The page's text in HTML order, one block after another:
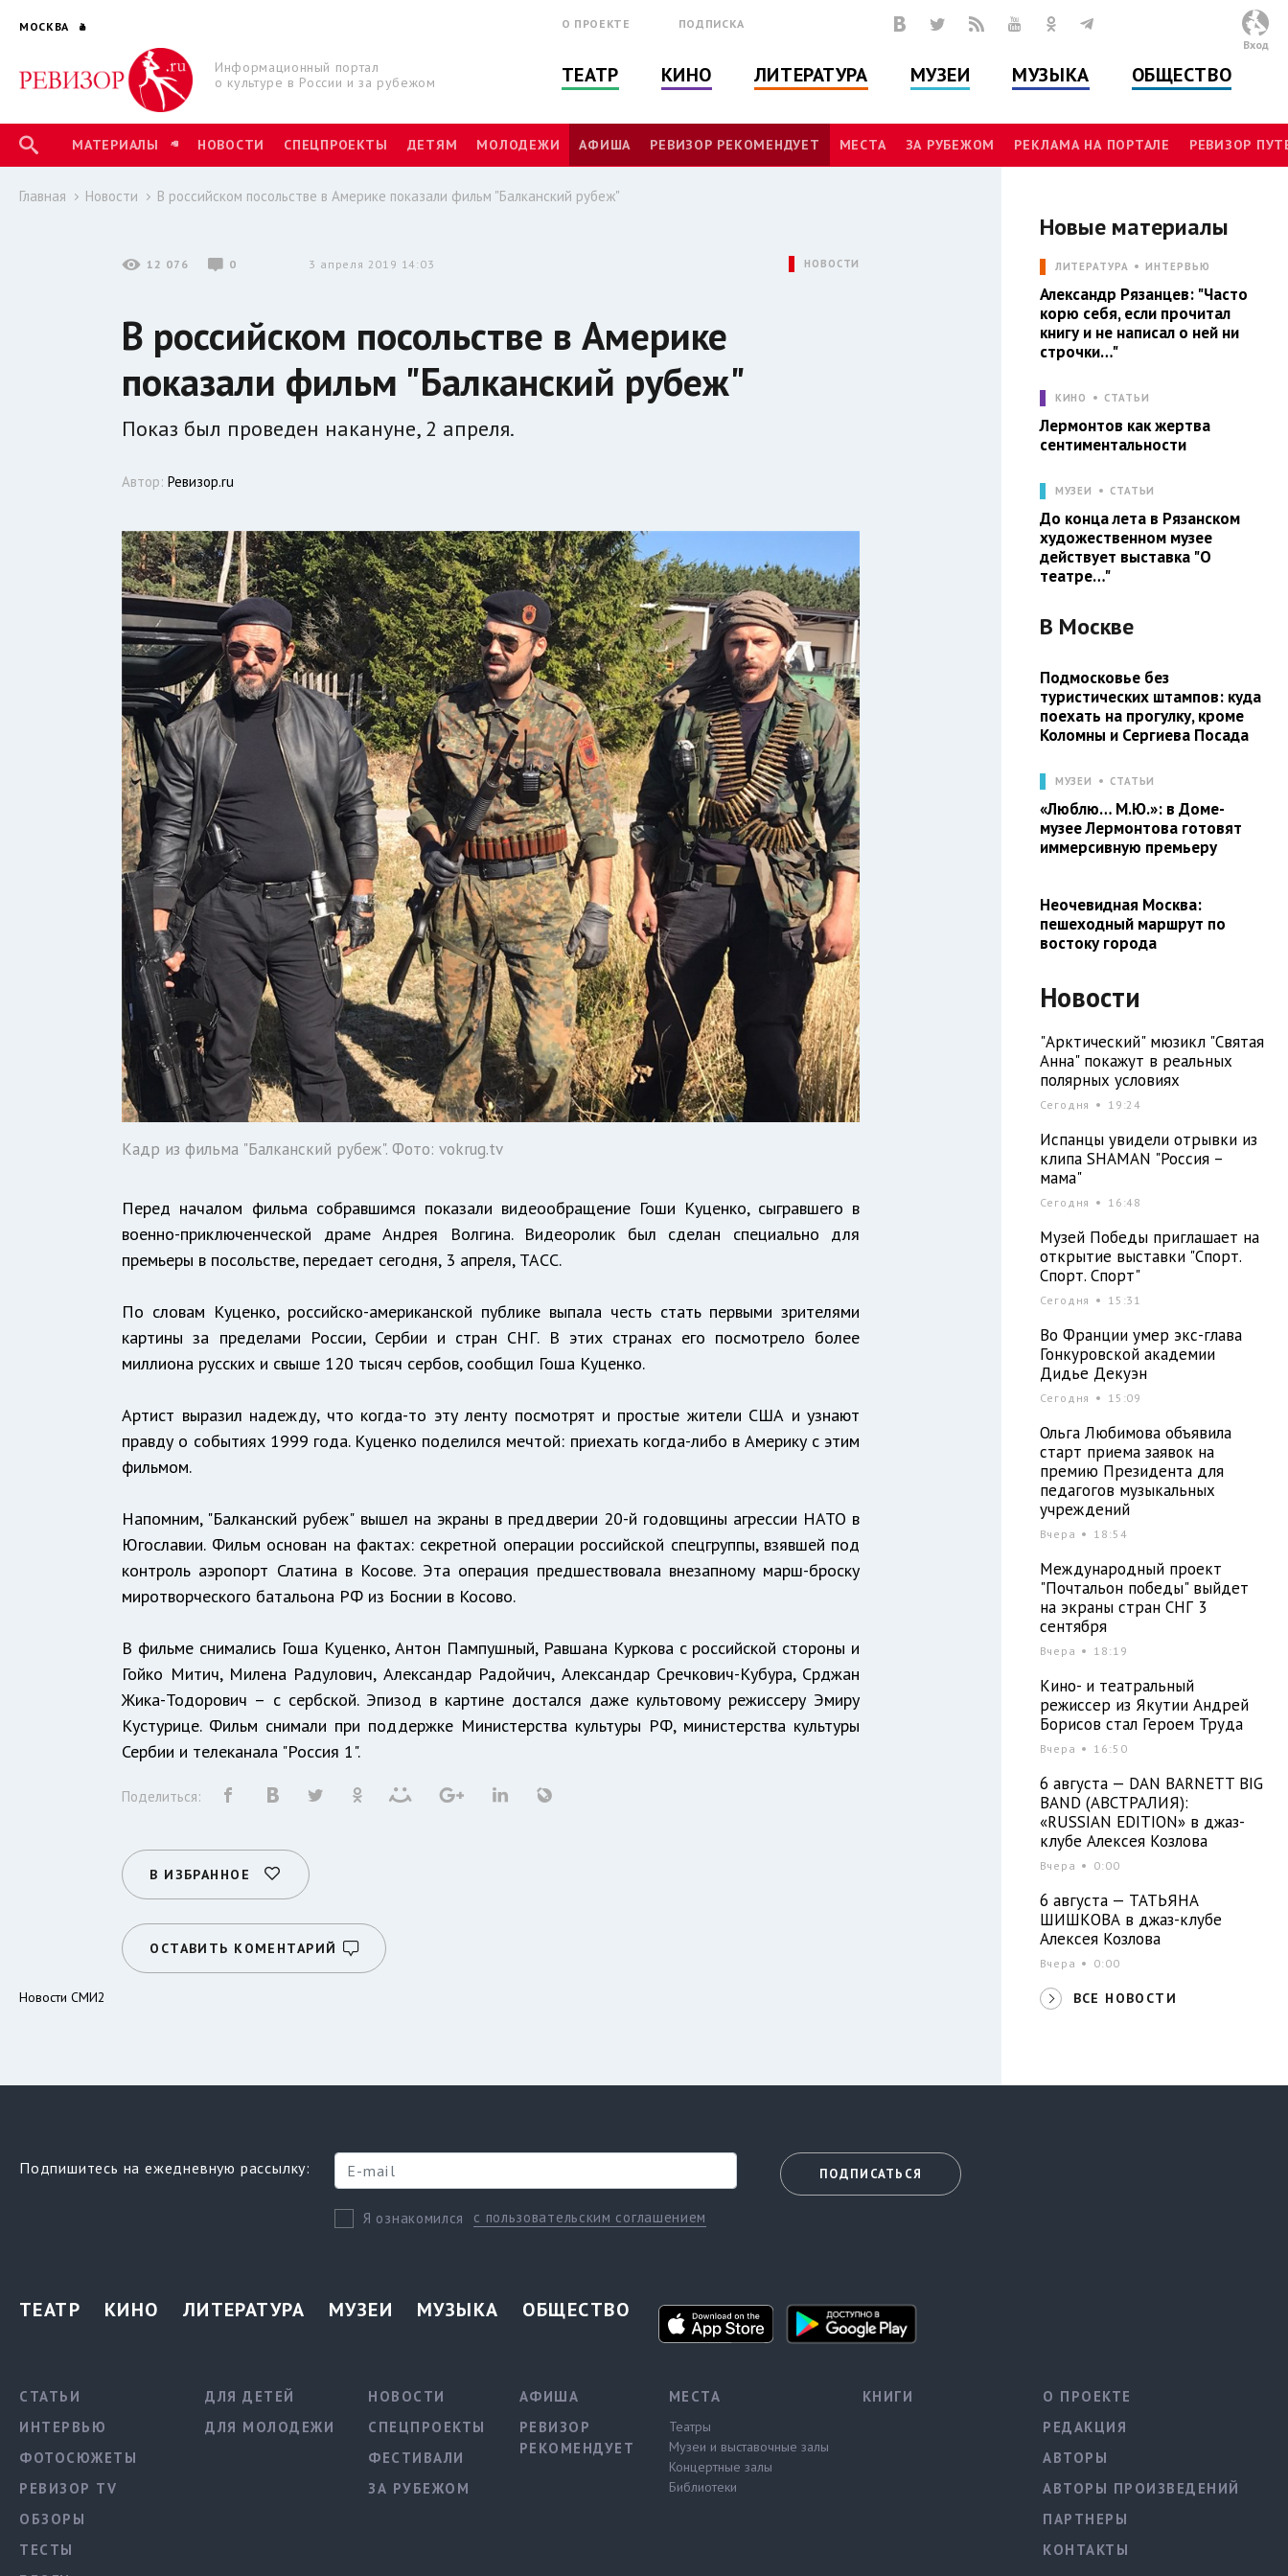
МОСКВА
Информационный портал
о культуре в России и за рубежом
О ПРОЕКТЕ ПОДПИСКА
ТЕАТР КИНО ЛИТЕРАТУРА МУЗЕИ МУЗЫКА ОБЩЕСТВО
Вход
МАТЕРИАЛЫ НОВОСТИ СПЕЦПРОЕКТЫ ДЕТЯМ МОЛОДЕЖИ АФИША РЕВИЗОР РЕКОМЕНДУЕТ МЕСТА ЗА РУБЕЖОМ РЕКЛАМА НА ПОРТАЛЕ РЕВИЗОР
Главная Новости В российском посольстве в Америке показали фильм "Балканский рубеж"
12 076 0 3 апреля 2019 14:03 НОВОСТИ
В российском посольстве в Америке
показали фильм "Балканский рубеж"
Показ был проведен накануне, 2 апреля.
Автор:Ревизор.ru
Кадр из фильма "Балканский рубеж". Фото: vokrug.tv
Перед началом фильма собравшимся показали видеообращение Гоши Куценко, сыгравшего в
военно-приключенческой драме Андрея Волгина. Видеоролик был сделан специально для
премьеры в посольстве, передает сегодня, 3 апреля, ТАСС.
По словам Куценко, российско-американской публике выпала честь стать первыми зрителями
картины за пределами России, Сербии и стран СНГ. В этих странах его посмотрело более
миллиона русских и свыше 120 тысяч сербов, сообщил Гоша Куценко.
Артист выразил надежду, что когда-то эту ленту посмотрят и простые жители США и узнают
правду о событиях 1999 года. Куценко поделился мечтой: приехать когда-либо в Америку с этим
фильмом.
Напомним, "Балканский рубеж" вышел на экраны в преддверии 20-й годовщины агрессии НАТО в
Югославии. Фильм основан на фактах: секретной операции российской спецгруппы, взявшей под
контроль аэропорт Слатина в Косове. Эта операция предшествовала внезапному марш-броску
миротворческого батальона РФ из Боснии в Косово.
В фильме снимались Гоша Куценко, Антон Пампушный, Равшана Куркова с российской стороны и
Гойко Митич, Милена Радулович, Александар Радойчич, Александар Сречкович-Кубура, Срджан
Жика-Тодорович – с сербской. Эпизод в картине достался даже культовому режиссеру Эмиру
Кустурице. Фильм снимали при поддержке Министерства культуры РФ, министерства культуры
Сербии и телеканала "Россия 1".
Поделиться:
В ИЗБРАННОЕ
ОСТАВИТЬ КОМЕНТАРИЙ
Новости СМИ2
Новые материалы
ЛИТЕРАТУРА ИНТЕРВЬЮ
Александр Рязанцев: "Часто
корю себя, если прочитал
книгу и не написал о ней ни
строчки…"
КИНО СТАТЬИ
Лермонтов как жертва
сентиментальности
МУЗЕИ СТАТЬИ
До конца лета в Рязанском
художественном музее
действует выставка "О
театре…"
В Москве
Подмосковье без
туристических штампов: куда
поехать на прогулку, кроме
Коломны и Сергиева Посада
МУЗЕИ СТАТЬИ
«Люблю… М.Ю.»: в Доме-
музее Лермонтова готовят
иммерсивную премьеру
Неочевидная Москва:
пешеходный маршрут по
востоку города
Новости
"Арктический" мюзикл "Святая
Анна" покажут в реальных
полярных условиях
Сегодня 19:24
Испанцы увидели отрывки из
клипа SHAMAN "Россия –
мама"
Сегодня 16:48
Музей Победы приглашает на
открытие выставки "Спорт.
Спорт. Спорт"
Сегодня 15:31
Во Франции умер экс-глава
Гонкуровской академии
Дидье Декуэн
Сегодня 15:09
Ольга Любимова объявила
старт приема заявок на
премию Президента для
педагогов музыкальных
учреждений
Вчера 18:54
Международный проект
"Почтальон победы" выйдет
на экраны стран СНГ 3
сентября
Вчера 18:19
Кино- и театральный
режиссер из Якутии Андрей
Борисов стал Героем Труда
Вчера 16:50
6 августа — DAN BARNETT BIG
BAND (АВСТРАЛИЯ):
«RUSSIAN EDITION» в джаз-
клубе Алексея Козлова
Вчера 0:00
6 августа — ТАТЬЯНА
ШИШКОВА в джаз-клубе
Алексея Козлова
Вчера 0:00
ВСЕ НОВОСТИ
Подпишитесь на ежедневную рассылку:
Я ознакомился с пользовательским соглашением
ПОДПИСАТЬСЯ
ТЕАТР КИНО ЛИТЕРАТУРА МУЗЕИ МУЗЫКА ОБЩЕСТВО
СТАТЬИ
ИНТЕРВЬЮ
ФОТОСЮЖЕТЫ
РЕВИЗОР TV
ОБЗОРЫ
ТЕСТЫ
ДЛЯ ДЕТЕЙ
ДЛЯ МОЛОДЕЖИ
НОВОСТИ
СПЕЦПРОЕКТЫ
ФЕСТИВАЛИ
ЗА РУБЕЖОМ
АФИША
РЕВИЗОР
РЕКОМЕНДУЕТ
МЕСТА
Театры
Музеи и выставочные залы
Концертные залы
Библиотеки
КНИГИ
О ПРОЕКТЕ
РЕДАКЦИЯ
АВТОРЫ
АВТОРЫ ПРОИЗВЕДЕНИЙ
ПАРТНЕРЫ
КОНТАКТЫ